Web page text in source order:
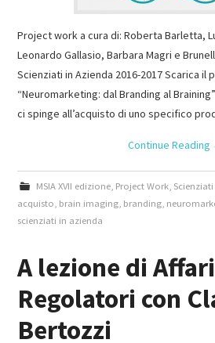
Project work a cura di: Roberta Barletta,
Leonardo Gallasio, Barbara Magri e
Scienziati in Azienda 2016-2017 Scarica
“Neuromarketing: dal Branding al
ci spinge all’acquisto di uno specifico
Continue Reading
MSIA XVII edizione, Project Work,
acquisto brain imaging branding
scienziati in azienda
A lezione di Affari
Regolatori con
Bertozzi